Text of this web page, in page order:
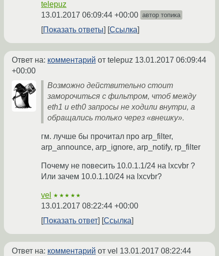
telepuz
13.01.2017 06:09:44 +00:00 автор топика
Показать ответы Ссылка
Ответ на: комментарий от telepuz 13.01.2017 06:09:44
+00:00
Возможно действительно стоит
заморочиться с фильтром, чтоб между
eth1 и eth0 запросы не ходили внутри, а
обращались только через «внешку».
гм. лучше бы прочитал про arp_filter,
arp_announce, arp_ignore, arp_notify, rp_filter
Почему не повесить 10.0.1.1/24 на lxcvbr ?
Или зачем 10.0.1.10/24 на lxcvbr?
vel ★★★★★
13.01.2017 08:22:44 +00:00
Показать ответ
Ссылка
Ответ на: комментарий от vel 13.01.2017 08:22:44